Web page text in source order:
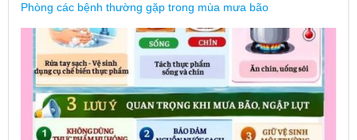
Phòng các bệnh thường gặp trong mùa mưa bão